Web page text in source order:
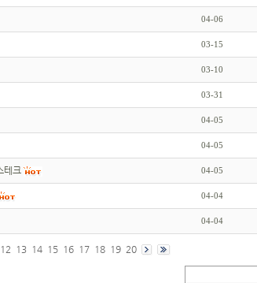
04-06
03-15
03-10
03-31
04-05
04-05
테크 04-05
04-04
04-04
12 13 14 15 16 17 18 19 20